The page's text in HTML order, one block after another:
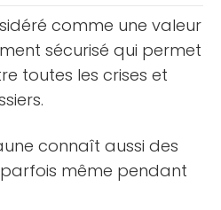
comme une valeur
sécurisé qui permet
toutes les crises et
connaît aussi des
même pendant